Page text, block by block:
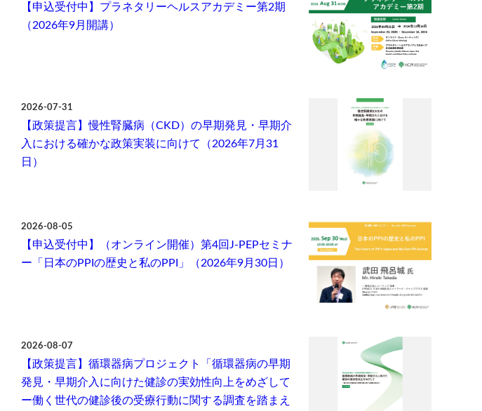
【申込受付中】プラネタリーヘルスアカデミー第2期
（2026年9月開講）
2026-07-31
【政策提言】慢性腎臓病（CKD）の早期発見・早期介
入における確かな政策実装に向けて（2026年7月31
日）
2026-08-05
【申込受付中】（オンライン開催）第4回J-PEPセミナ
ー「日本のPPIの歴史と私のPPI」（2026年9月30日）
2026-08-07
【政策提言】循環器病プロジェクト「循環器病の早期
発見・早期介入に向けた健診の実効性向上をめざして
ー働く世代の健診後の受療行動に関する調査を踏まえ